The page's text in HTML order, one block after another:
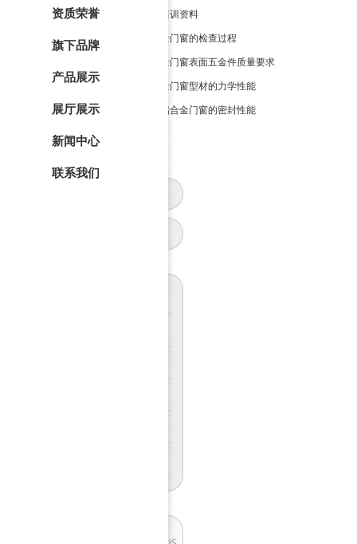
资质荣誉
旗下品牌
产品展示
展厅展示
新闻中心
联系我们
铝门培训资料
铝合金门窗的检查过程
铝合金门窗表面五金件质量要求
铝合金门窗型材的力学性能
断桥铝合金门窗的密封性能